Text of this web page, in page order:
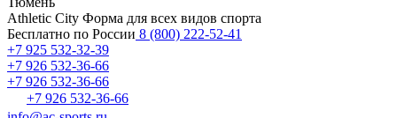
Athletic City Форма для всех видов спорта
Бесплатно по России 8 (800) 222-52-41
+7 925 532-32-39
+7 926 532-36-66
+7 926 532-36-66
+7 926 532-36-66